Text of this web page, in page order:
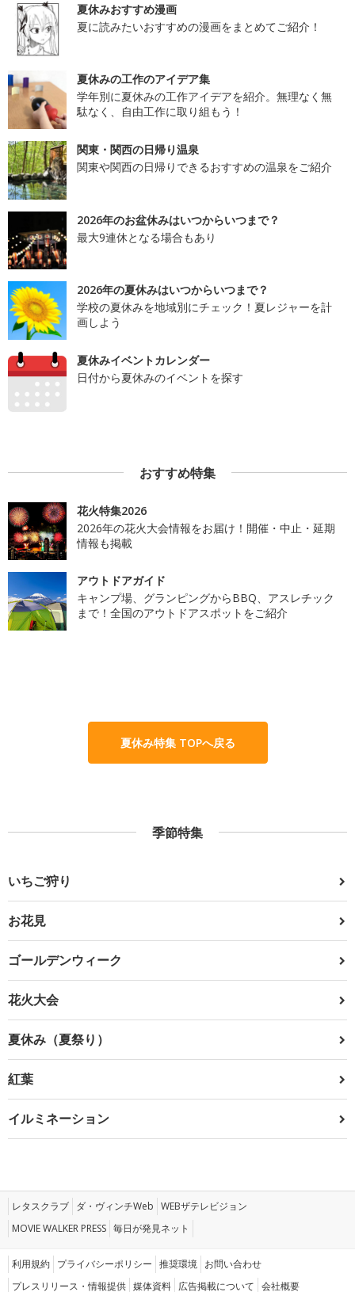
夏休みおすすめ漫画
夏に読みたいおすすめの漫画をまとめてご紹介！
夏休みの工作のアイデア集
学年別に夏休みの工作アイデアを紹介。無理なく無
駄なく、自由工作に取り組もう！
関東・関西の日帰り温泉
関東や関西の日帰りできるおすすめの温泉をご紹介
2026年のお盆休みはいつからいつまで？
最大9連休となる場合もあり
2026年の夏休みはいつからいつまで？
学校の夏休みを地域別にチェック！夏レジャーを計
画しよう
夏休みイベントカレンダー
日付から夏休みのイベントを探す
おすすめ特集
花火特集2026
2026年の花火大会情報をお届け！開催・中止・延期
情報も掲載
アウトドアガイド
キャンプ場、グランピングからBBQ、アスレチック
まで！全国のアウトドアスポットをご紹介
夏休み特集 TOPへ戻る
季節特集
いちご狩り
お花見
ゴールデンウィーク
花火大会
夏休み（夏祭り）
紅葉
イルミネーション
レタスクラブ ダ・ヴィンチWeb WEBザテレビジョン
MOVIE WALKER PRESS 毎日が発見ネット
利用規約 プライバシーポリシー 推奨環境 お問い合わせ
プレスリリース・情報提供 媒体資料 広告掲載について 会社概要